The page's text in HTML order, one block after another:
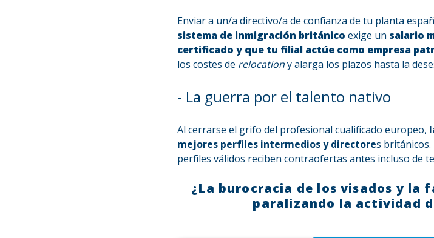
Enviar a un/a directivo/a de confianza de tu planta
sistema de inmigración británico exige un salario
certificado y que tu filial actúe como empresa
los costes de relocationy alarga los plazos hasta la
- La guerra por el talento nativo
Al cerrarse el grifo del profesional cualificado europeo,
mejores perfiles intermedios y directores
perfiles válidos reciben contraofertas antes incluso de
¿La burocracia de los visados y la
paralizando la actividad